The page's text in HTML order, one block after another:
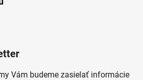
Vám budeme zasielať informácie